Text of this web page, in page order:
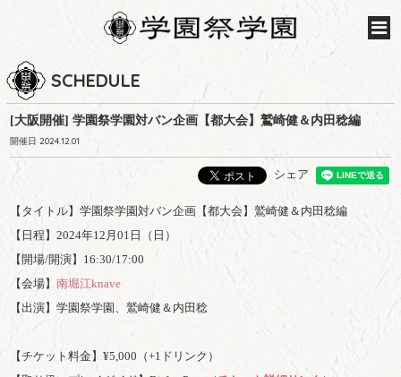
SCHEDULE
[大阪開催] 学園祭学園対バン企画【都大会】鷲崎健＆内田稔編
開催日 2024.12.01
シェア
【タイトル】学園祭学園対バン企画【都大会】鷲崎健＆内田稔編
【日程】2024年12月01日（日）
【開場/開演】16:30/17:00
【会場】 南堀江knave
【出演】学園祭学園、鷲崎健＆内田稔
【チケット料金】¥5,000（+1ドリンク）